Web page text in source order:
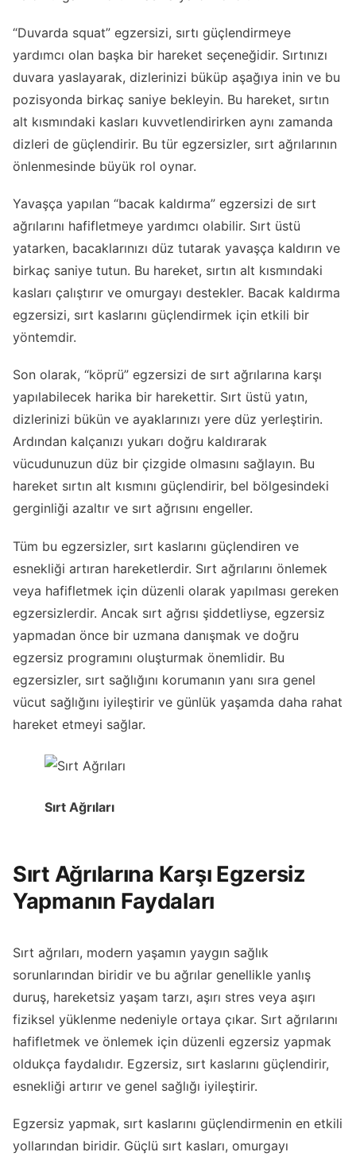
“Duvarda squat” egzersizi, sırtı güçlendirmeye
yardımcı olan başka bir hareket seçeneğidir. Sırtınızı
duvara yaslayarak, dizlerinizi büküp aşağıya inin ve bu
pozisyonda birkaç saniye bekleyin. Bu hareket, sırtın
alt kısmındaki kasları kuvvetlendirirken aynı zamanda
dizleri de güçlendirir. Bu tür egzersizler, sırt ağrılarının
önlenmesinde büyük rol oynar.
Yavaşça yapılan “bacak kaldırma” egzersizi de sırt
ağrılarını hafifletmeye yardımcı olabilir. Sırt üstü
yatarken, bacaklarınızı düz tutarak yavaşça kaldırın ve
birkaç saniye tutun. Bu hareket, sırtın alt kısmındaki
kasları çalıştırır ve omurgayı destekler. Bacak kaldırma
egzersizi, sırt kaslarını güçlendirmek için etkili bir
yöntemdir.
Son olarak, “köprü” egzersizi de sırt ağrılarına karşı
yapılabilecek harika bir harekettir. Sırt üstü yatın,
dizlerinizi bükün ve ayaklarınızı yere düz yerleştirin.
Ardından kalçanızı yukarı doğru kaldırarak
vücudunuzun düz bir çizgide olmasını sağlayın. Bu
hareket sırtın alt kısmını güçlendirir, bel bölgesindeki
gerginliği azaltır ve sırt ağrısını engeller.
Tüm bu egzersizler, sırt kaslarını güçlendiren ve
esnekliği artıran hareketlerdir. Sırt ağrılarını önlemek
veya hafifletmek için düzenli olarak yapılması gereken
egzersizlerdir. Ancak sırt ağrısı şiddetliyse, egzersiz
yapmadan önce bir uzmana danışmak ve doğru
egzersiz programını oluşturmak önemlidir. Bu
egzersizler, sırt sağlığını korumanın yanı sıra genel
vücut sağlığını iyileştirir ve günlük yaşamda daha rahat
hareket etmeyi sağlar.
Sırt Ağrıları
Sırt Ağrılarına Karşı Egzersiz
Yapmanın Faydaları
Sırt ağrıları, modern yaşamın yaygın sağlık
sorunlarından biridir ve bu ağrılar genellikle yanlış
duruş, hareketsiz yaşam tarzı, aşırı stres veya aşırı
fiziksel yüklenme nedeniyle ortaya çıkar. Sırt ağrılarını
hafifletmek ve önlemek için düzenli egzersiz yapmak
oldukça faydalıdır. Egzersiz, sırt kaslarını güçlendirir,
esnekliği artırır ve genel sağlığı iyileştirir.
Egzersiz yapmak, sırt kaslarını güçlendirmenin en etkili
yollarından biridir. Güçlü sırt kasları, omurgayı